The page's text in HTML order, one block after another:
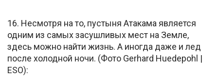
16. Несмотря на то, пустыня Атакама является
одним из самых засушливых мест на Земле,
здесь можно найти жизнь. А иногда даже и лед
после холодной ночи. (Фото Gerhard Huedepohl |
ESO):